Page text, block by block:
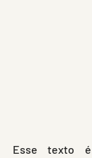
Esse texto